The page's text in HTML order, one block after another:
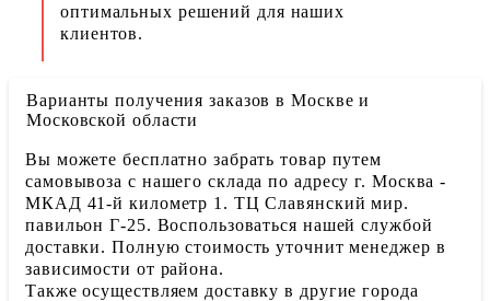
оптимальных решений для наших
клиентов.
Варианты получения заказов в Москве и
Московской области
Вы можете бесплатно забрать товар путем
самовывоза с нашего склада по адресу г. Москва -
МКАД 41-й километр 1. ТЦ Славянский мир.
павильон Г-25. Воспользоваться нашей службой
доставки. Полную стоимость уточнит менеджер в
зависимости от района.
Также осуществляем доставку в другие города